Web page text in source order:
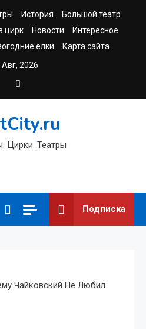
История
Большой театр
цирк Новости
Интересное
ёлки
Карта сайта
Авг, 2026
Цирки. Театры
Подписка
Чайковский Не Любил